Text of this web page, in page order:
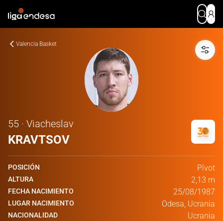
Valencia Basket
55 · Viacheslav
KRAVTSOV
POSICIÓN Pívot
ALTURA 2,13 m
FECHA NACIMIENTO 25/08/1987
LUGAR NACIMIENTO Odesa, Ucrania
NACIONALIDAD Ucrania